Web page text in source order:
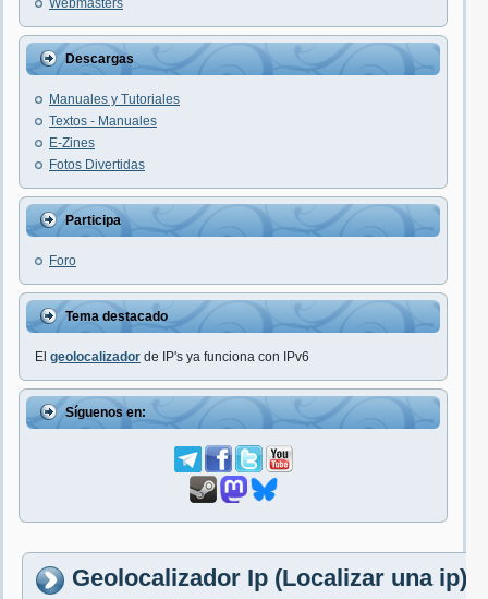
Webmasters
Descargas
Manuales y Tutoriales
Textos - Manuales
E-Zines
Fotos Divertidas
Participa
Foro
Tema destacado
El geolocalizador de IP's ya funciona con IPv6
Síguenos en:
Geolocalizador Ip (Localizar una ip)